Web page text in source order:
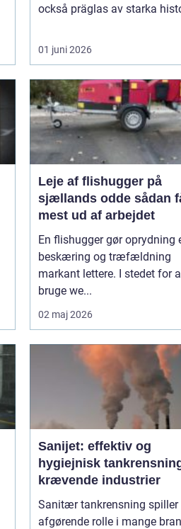
också präglas av starka
01 juni 2026
Leje af flishugger på
sjællands odde sådan får du
mest ud af arbejdet
En flishugger gør oprydning
beskæring og træfældning
markant lettere. I stedet for
bruge we...
02 maj 2026
Sanijet: effektiv og
hygiejnisk
krævende industrier
Sanitær tankrensning spiller
afgørende rolle i mange